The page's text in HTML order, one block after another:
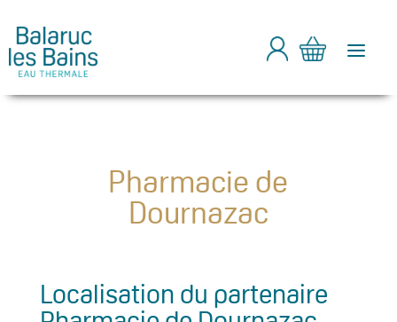
a
Pharmacie de
Dournazac
Localisation du partenaire